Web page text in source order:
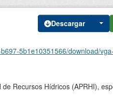
Descargar
5b1e10351566/download/
Recursos Hídricos (APRHI),